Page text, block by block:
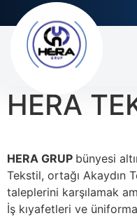
HERA
HERA GRUP bünyesi
Tekstil, ortağı Akaydın
taleplerini karşılamak
İş kıyafetleri ve